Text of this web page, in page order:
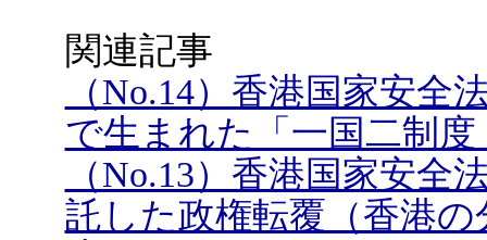
関連記事
（No.14）香港国家安
で生まれた「一国二制
（No.13）香港国家安
託した政権転覆（香港